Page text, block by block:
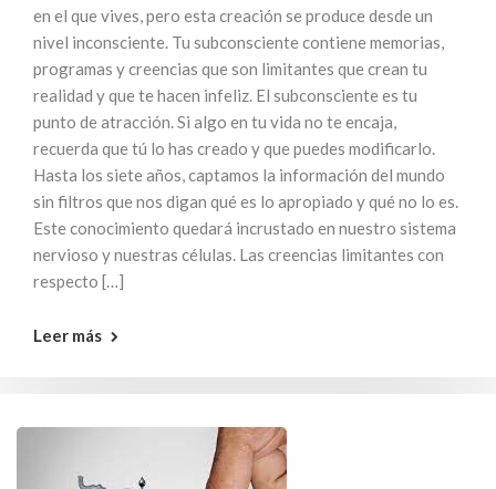
en el que vives, pero esta creación se produce desde un
nivel inconsciente. Tu subconsciente contiene memorias,
programas y creencias que son limitantes que crean tu
realidad y que te hacen infeliz. El subconsciente es tu
punto de atracción. Si algo en tu vida no te encaja,
recuerda que tú lo has creado y que puedes modificarlo.
Hasta los siete años, captamos la información del mundo
sin filtros que nos digan qué es lo apropiado y qué no lo es.
Este conocimiento quedará incrustado en nuestro sistema
nervioso y nuestras células. Las creencias limitantes con
respecto […]
Leer más